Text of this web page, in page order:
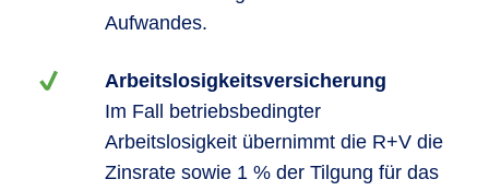
Aufwandes.
Arbeitslosigkeitsversicherung
Im Fall betriebsbedingter
Arbeitslosigkeit übernimmt die R+V die
Zinsrate sowie 1 % der Tilgung für das